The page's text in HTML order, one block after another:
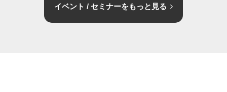
イベント / セミナーをもっと見る